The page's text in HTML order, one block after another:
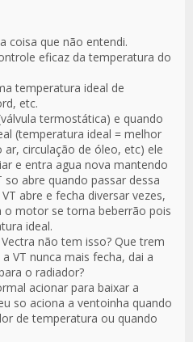
coisa que não entendi.
eficaz da temperatura do
temperatura ideal de
etc.
termostática) e quando
(temperatura ideal = melhor
circulação de óleo, etc) ele
e entra agua nova mantendo
abre quando passar dessa
abre e fecha diversar vezes,
o motor se torna beberrão pois
ideal.
não tem isso? Que trem
VT nunca mais fecha, dai a
o radiador?
acionar para baixar a
so aciona a ventoinha quando
de temperatura ou quando